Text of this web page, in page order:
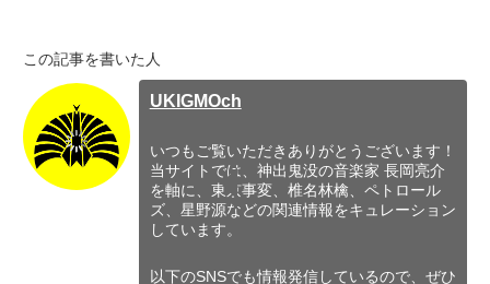
この記事を書いた人
UKIGMOch
いつもご覧いただきありがとうございます！
当サイトでは、神出鬼没の音楽家 長岡亮介
を軸に、東京事変、椎名林檎、ペトロール
ズ、星野源などの関連情報をキュレーション
しています。
以下のSNSでも情報発信しているので、ぜひ